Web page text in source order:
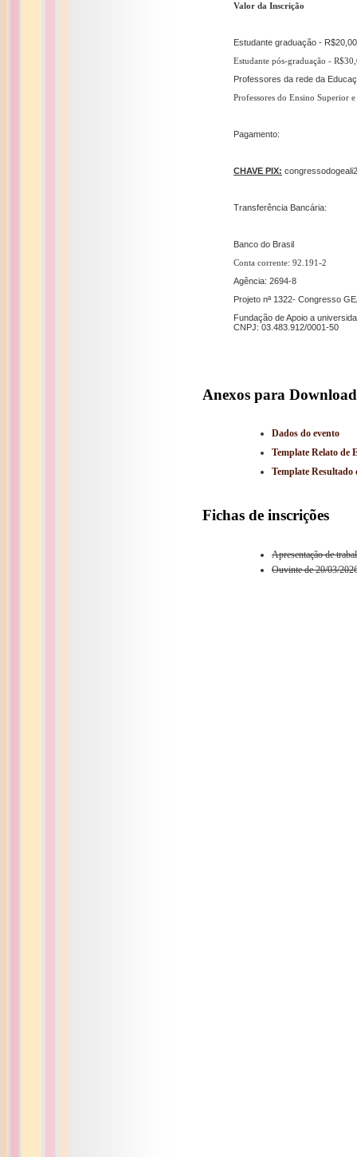
Valor da Inscrição
Estudante graduação -
Estudante pós-graduação -
Professores da rede da
Professores do Ensino Superior
Pagamento:
CHAVE PIX:
Transferência Bancária:
Banco do Brasil
Conta corrente: 92.191-2
Agência: 2694-8
Projeto nª 1322- Congresso
Fundação de Apoio a
CNPJ: 03.483.912/0001-50
Anexos para Download
Dados do evento
Template Relato de
Template Resultado
Fichas de inscrições
Apresentação de
Ouvinte de 20/03/